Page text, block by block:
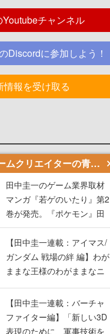
チャンネル
Discordに参加しよう！
情報を受け取る
若ゲのいたり〜ゲームクリエイターの青春〜
田中圭一のゲーム業界取材
マンガ『若ゲのいたり』第2
巻が発売。『ポケモン』田
尻智さん、『ゼビウス』遠
藤雅伸さんらの貴重なエピ
ソードを収録
【田中圭一連載：アイマス/
ガンダム 戦場の絆 編】わが
ままな王様のわがままなニ
ーズを満たす！──小山順一
朗が貫く姿勢に、ゲームク
リエイターとしての矜持を
見た【若ゲのいたり最終
【田中圭一連載：バーチャ
ファイター編】「新しい3D
表現のために、軍事技術を